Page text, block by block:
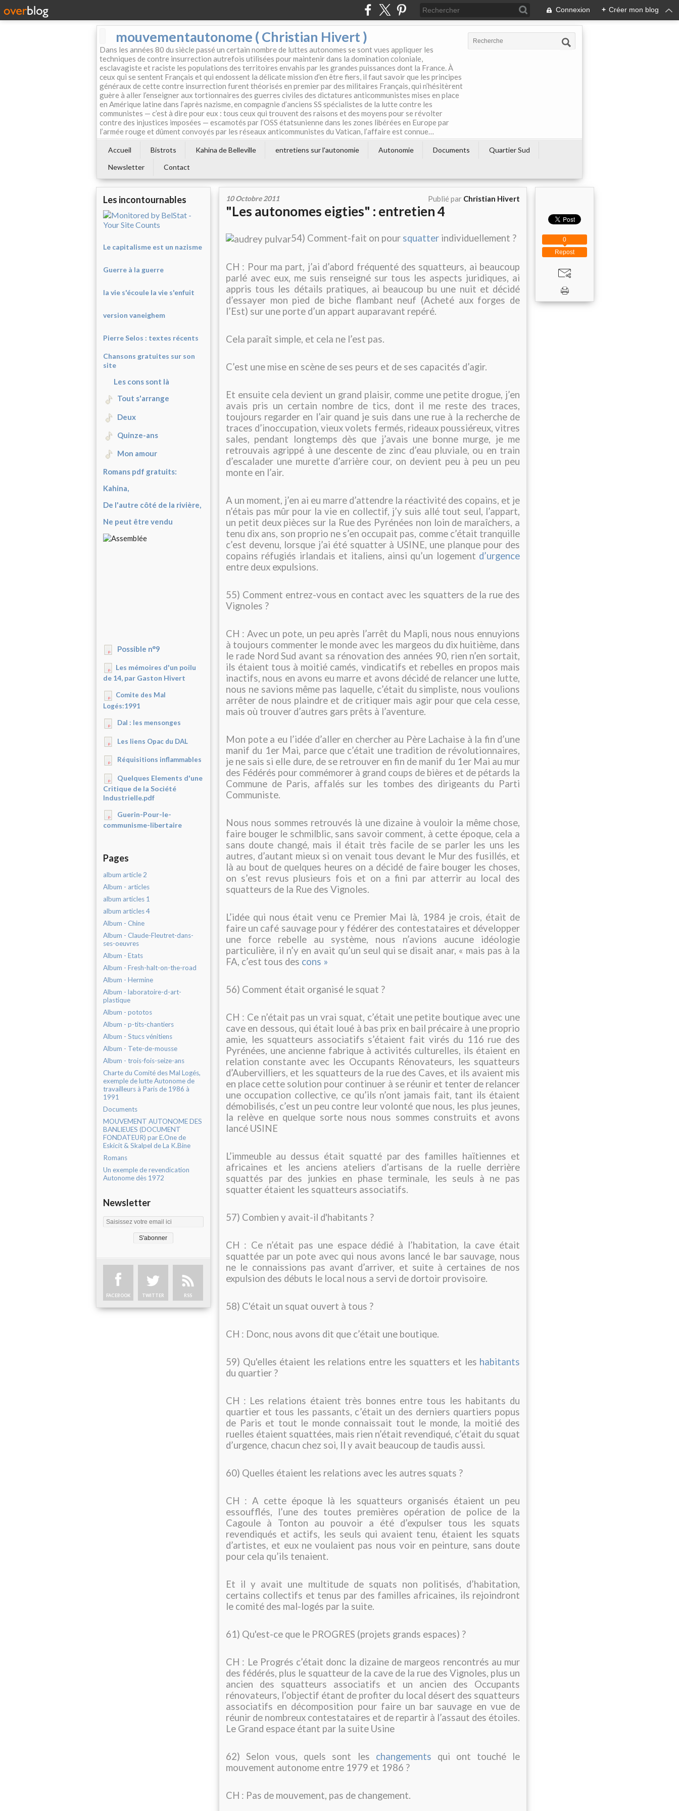
Connexion + Créer mon blog
mouvementautonome ( Christian Hivert )
Dans les années 80 du siècle passé un certain nombre de luttes autonomes se sont vues appliquer les
techniques de contre insurrection autrefois utilisées pour maintenir dans la domination coloniale,
esclavagiste et raciste les populations des territoires envahis par les grandes puissances dont la France. À
ceux qui se sentent Français et qui endossent la délicate mission d’en être fiers, il faut savoir que les principes
généraux de cette contre insurrection furent théorisés en premier par des militaires Français, qui n’hésitèrent
guère à aller l’enseigner aux tortionnaires des guerres civiles des dictatures anticommunistes mises en place
en Amérique latine dans l’après nazisme, en compagnie d’anciens SS spécialistes de la lutte contre les
communistes — c’est à dire pour eux : tous ceux qui trouvent des raisons et des moyens pour se révolter
contre des injustices imposées — escamotés par l’OSS étatsunienne dans les zones libérées en Europe par
l’armée rouge et dûment convoyés par les réseaux anticommunistes du Vatican, l’affaire est connue…
Accueil Bistrots Kahina de Belleville entretiens sur l'autonomie Autonomie Documents
Quartier Sud
Newsletter
Contact
Les incontournables
Le capitalisme est un nazisme
Guerre à la guerre
la vie s'écoule la vie s'enfuit
version vaneighem
Pierre Selos : textes récents
Chansons gratuites sur son
site
Les cons sont là
Tout s'arrange
Deux
Quinze-ans
Mon amour
Romans pdf gratuits:
Kahina,
De l'autre côté de la rivière,
Ne peut être vendu
Possible n°9
Les mémoires d'un poilu
de 14, par Gaston Hivert
Comite des Mal
Logés:1991
Dal : les mensonges
Les liens Opac du DAL
Réquisitions inflammables
Quelques Elements d'une
Critique de la Société
Industrielle.pdf
Guerin-Pour-le-
communisme-libertaire
Pages
album article 2
Album - articles
album articles 1
album articles 4
Album - Chine
Album - Claude-Fleutret-dans-
ses-oeuvres
Album - Etats
Album - Fresh-halt-on-the-road
Album - Hermine
Album - laboratoire-d-art-
plastique
Album - pototos
Album - p-tits-chantiers
Album - Stucs vénitiens
Album - Tete-de-mousse
Album - trois-fois-seize-ans
Charte du Comité des Mal Logés,
exemple de lutte Autonome de
travailleurs à Paris de 1986 à
1991
Documents
MOUVEMENT AUTONOME DES
BANLIEUES (DOCUMENT
FONDATEUR) par E.One de
Eskicit & Skalpel de La K.Bine
Romans
Un exemple de revendication
Autonome dès 1972
Newsletter
FACEBOOK TWITTER RSS
10 Octobre 2011 Publié par Christian Hivert
"Les autonomes eigties" : entretien 4
54) Comment-fait on pour squatter individuellement ?
CH : Pour ma part, j’ai d’abord fréquenté des squatteurs, ai beaucoup
parlé avec eux, me suis renseigné sur tous les aspects juridiques, ai
appris tous les détails pratiques, ai beaucoup bu une nuit et décidé
d’essayer mon pied de biche flambant neuf (Acheté aux forges de
l’Est) sur une porte d’un appart auparavant repéré.
Cela paraît simple, et cela ne l’est pas.
C’est une mise en scène de ses peurs et de ses capacités d’agir.
Et ensuite cela devient un grand plaisir, comme une petite drogue, j’en
avais pris un certain nombre de tics, dont il me reste des traces,
toujours regarder en l’air quand je suis dans une rue à la recherche de
traces d’inoccupation, vieux volets fermés, rideaux poussiéreux, vitres
sales, pendant longtemps dès que j’avais une bonne murge, je me
retrouvais agrippé à une descente de zinc d’eau pluviale, ou en train
d’escalader une murette d’arrière cour, on devient peu à peu un peu
monte en l’air.
A un moment, j’en ai eu marre d’attendre la réactivité des copains, et je
n’étais pas mûr pour la vie en collectif, j’y suis allé tout seul, l’appart,
un petit deux pièces sur la Rue des Pyrénées non loin de maraîchers, a
tenu dix ans, son proprio ne s’en occupait pas, comme c’était tranquille
c’est devenu, lorsque j’ai été squatter à USINE, une planque pour des
copains réfugiés irlandais et italiens, ainsi qu’un logement d’urgence
entre deux expulsions.
55) Comment entrez-vous en contact avec les squatters de la rue des
Vignoles ?
CH : Avec un pote, un peu après l’arrêt du Mapli, nous nous ennuyions
à toujours commenter le monde avec les margeos du dix huitième, dans
le rade Nord Sud avant sa rénovation des années 90, rien n’en sortait,
ils étaient tous à moitié camés, vindicatifs et rebelles en propos mais
inactifs, nous en avons eu marre et avons décidé de relancer une lutte,
nous ne savions même pas laquelle, c’était du simpliste, nous voulions
arrêter de nous plaindre et de critiquer mais agir pour que cela cesse,
mais où trouver d’autres gars prêts à l’aventure.
Mon pote a eu l’idée d’aller en chercher au Père Lachaise à la fin d’une
manif du 1er Mai, parce que c’était une tradition de révolutionnaires,
je ne sais si elle dure, de se retrouver en fin de manif du 1er Mai au mur
des Fédérés pour commémorer à grand coups de bières et de pétards la
Commune de Paris, affalés sur les tombes des dirigeants du Parti
Communiste.
Nous nous sommes retrouvés là une dizaine à vouloir la même chose,
faire bouger le schmilblic, sans savoir comment, à cette époque, cela a
sans doute changé, mais il était très facile de se parler les uns les
autres, d’autant mieux si on venait tous devant le Mur des fusillés, et
là au bout de quelques heures on a décidé de faire bouger les choses,
on s’est revus plusieurs fois et on a fini par atterrir au local des
squatteurs de la Rue des Vignoles.
L’idée qui nous était venu ce Premier Mai là, 1984 je crois, était de
faire un café sauvage pour y fédérer des contestataires et développer
une force rebelle au système, nous n’avions aucune idéologie
particulière, il n’y en avait qu’un seul qui se disait anar, « mais pas à la
FA, c’est tous des cons »
56) Comment était organisé le squat ?
CH : Ce n’était pas un vrai squat, c’était une petite boutique avec une
cave en dessous, qui était loué à bas prix en bail précaire à une proprio
amie, les squatteurs associatifs s’étaient fait virés du 116 rue des
Pyrénées, une ancienne fabrique à activités culturelles, ils étaient en
relation constante avec les Occupants Rénovateurs, les squatteurs
d’Aubervilliers, et les squatteurs de la rue des Caves, et ils avaient mis
en place cette solution pour continuer à se réunir et tenter de relancer
une occupation collective, ce qu’ils n’ont jamais fait, tant ils étaient
démobilisés, c’est un peu contre leur volonté que nous, les plus jeunes,
la relève en quelque sorte nous nous sommes construits et avons
lancé USINE
L’immeuble au dessus était squatté par des familles haïtiennes et
africaines et les anciens ateliers d’artisans de la ruelle derrière
squattés par des junkies en phase terminale, les seuls à ne pas
squatter étaient les squatteurs associatifs.
57) Combien y avait-il d'habitants ?
CH : Ce n’était pas une espace dédié à l’habitation, la cave était
squattée par un pote avec qui nous avons lancé le bar sauvage, nous
ne le connaissions pas avant d’arriver, et suite à certaines de nos
expulsion des débuts le local nous a servi de dortoir provisoire.
58) C'était un squat ouvert à tous ?
CH : Donc, nous avons dit que c’était une boutique.
59) Qu'elles étaient les relations entre les squatters et les habitants
du quartier ?
CH : Les relations étaient très bonnes entre tous les habitants du
quartier et tous les passants, c’était un des derniers quartiers popus
de Paris et tout le monde connaissait tout le monde, la moitié des
ruelles étaient squattées, mais rien n’était revendiqué, c’était du squat
d’urgence, chacun chez soi, Il y avait beaucoup de taudis aussi.
60) Quelles étaient les relations avec les autres squats ?
CH : A cette époque là les squatteurs organisés étaient un peu
essoufflés, l’une des toutes premières opération de police de la
Cagoule à Tonton au pouvoir a été d’expulser tous les squats
revendiqués et actifs, les seuls qui avaient tenu, étaient les squats
d’artistes, et eux ne voulaient pas nous voir en peinture, sans doute
pour cela qu’ils tenaient.
Et il y avait une multitude de squats non politisés, d’habitation,
certains collectifs et tenus par des familles africaines, ils rejoindront
le comité des mal-logés par la suite.
61) Qu'est-ce que le PROGRES (projets grands espaces) ?
CH : Le Progrés c’était donc la dizaine de margeos rencontrés au mur
des fédérés, plus le squatteur de la cave de la rue des Vignoles, plus un
ancien des squatteurs associatifs et un ancien des Occupants
rénovateurs, l’objectif étant de profiter du local désert des squatteurs
associatifs en décomposition pour faire un bar sauvage en vue de
réunir de nombreux contestataires et de repartir à l’assaut des étoiles.
Le Grand espace étant par la suite Usine
62) Selon vous, quels sont les changements qui ont touché le
mouvement autonome entre 1979 et 1986 ?
CH : Pas de mouvement, pas de changement.
Repost
0